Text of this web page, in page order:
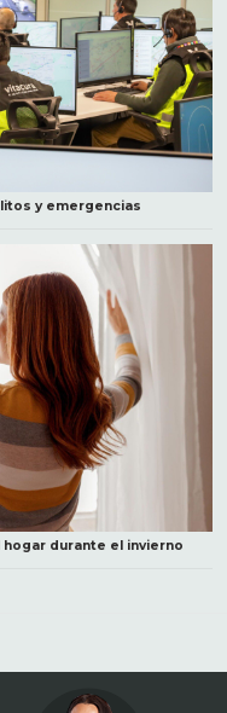
y emergencias
durante el invierno